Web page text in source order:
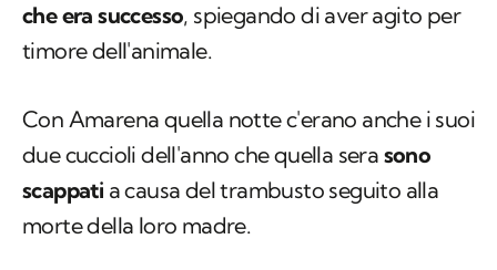
che era successo, spiegando di aver agito per
timore dell'animale.
Con Amarena quella notte c'erano anche i suoi
due cuccioli dell'anno che quella sera sono
scappati a causa del trambusto seguito alla
morte della loro madre.